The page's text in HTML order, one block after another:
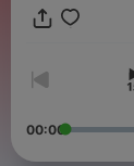
00:00